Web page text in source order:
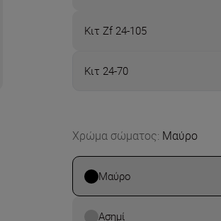
Κιτ Zf 24-105
Κιτ 24-70
Χρώμα σώματος: Μαύρο
Μαύρο
Ασημί